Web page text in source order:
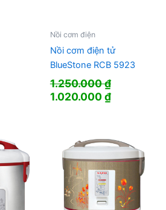
Nồi cơm điện
Nồi cơm điện tử
BlueStone RCB 5923
1.250.000₫
Giá
1.020.000₫Giá
1.020.000